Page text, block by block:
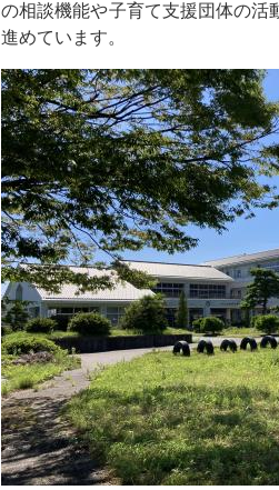
の相談機能や子育て支援団体の活
進めています。